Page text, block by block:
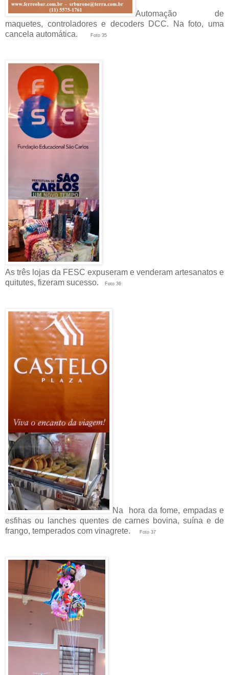
Automação de
maquetes, controladores e decoders DCC. Na foto, uma
cancela automática.
Foto 35
As três lojas da FESC expuseram e venderam artesanatos e
quitutes, fizeram sucesso.
Foto 36
Na hora da fome, empadas e
esfihas ou lanches quentes de carnes bovina, suína e de
frango, temperados com vinagrete.
Foto 37